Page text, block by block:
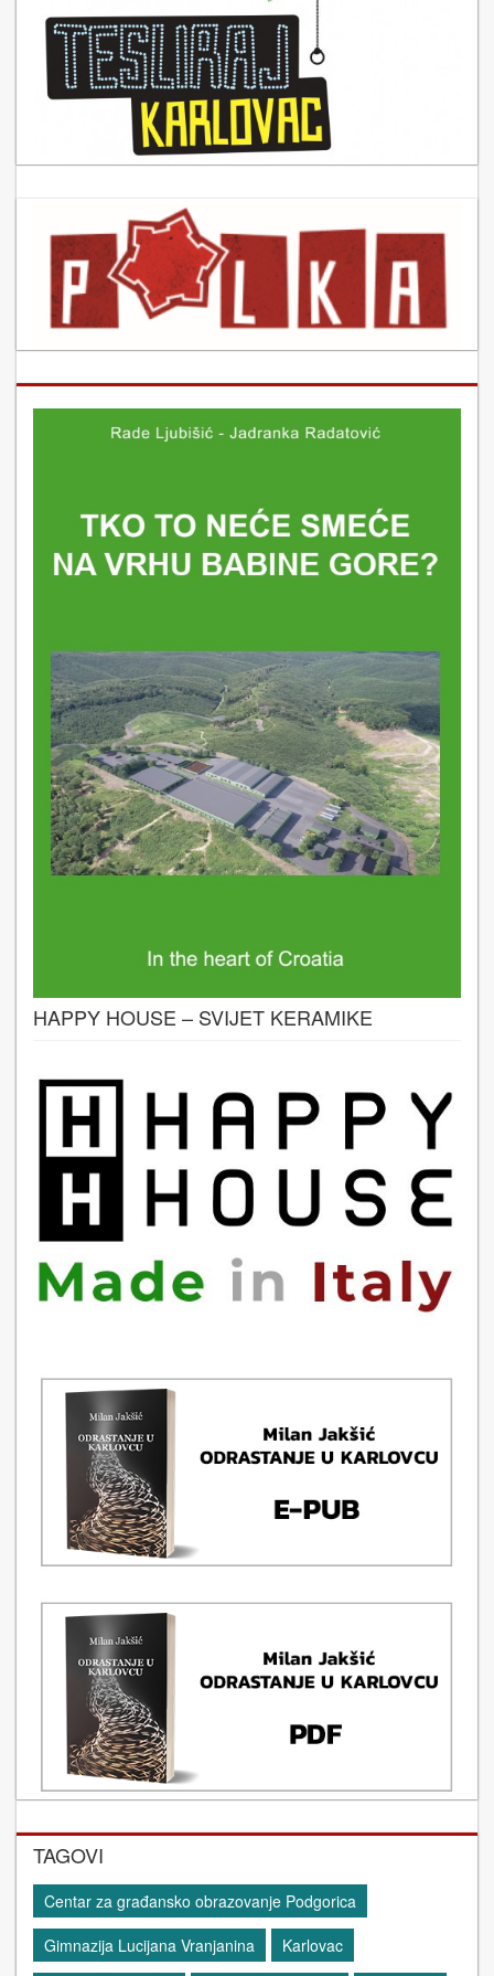
HAPPY HOUSE – SVIJET KERAMIKE
TAGOVI
Centar za građansko obrazovanje Podgorica
Gimnazija Lucijana Vranjanina
Karlovac